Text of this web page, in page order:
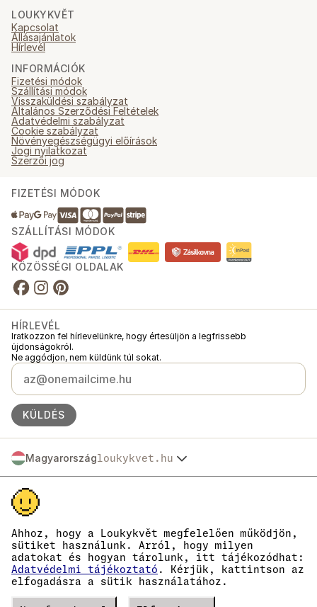
Ahhoz, hogy a Loukykvět megfelelően működjön,
sütiket használunk. Arról, hogy milyen
adatokat és hogyan tárolunk, itt tájékozódhat:
Adatvédelmi tájékoztató . Kérjük, kattintson az
elfogadásra a sütik használatához.
LOUKYKVĚT
Kapcsolat
Állásajánlatok
Hírlevél
INFORMÁCIÓK
Fizetési módok
Szállítási módok
Visszaküldési szabályzat
Általános Szerződési Feltételek
Adatvédelmi szabályzat
Cookie szabályzat
Növényegészségügyi előírások
Jogi nyilatkozat
Szerzői jog
FIZETÉSI MÓDOK
SZÁLLÍTÁSI MÓDOK
KÖZÖSSÉGI OLDALAK
HÍRLEVÉL
Iratkozzon fel hírlevelünkre, hogy értesüljön a legfrissebb
újdonságokról.
Ne aggódjon, nem küldünk túl sokat.
KÜLDÉS
Magyarországloukykvet.hu
Česko
Slovensko
Polska
Österreich
Deutschland
France
België
Danmark
Eesti
España
A Loukykvět s.r.o. a Prágai Városi Bíróság által vezetett cégjegyzékbe C
szakasz, 268616 betétszám alatt van bejegyezve.
nyilvántartva.
A növényútlevelek kiállításához a 0636-os regisztrációs számot
használjuk.
Cégjegyzékszámunk: 05663687, adószámunk: CZ05663687.
A hivatalos tárhely azonosítója: eng827q.
EORI számunk: CZ05663687.